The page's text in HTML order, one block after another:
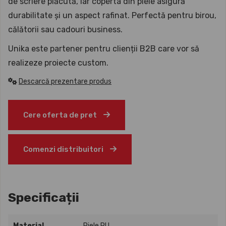
durabilitate și un aspect rafinat. Perfectă pentru birou,
călătorii sau cadouri business.
Unika este partener pentru clienții B2B care vor să
realizeze proiecte custom.
Descarcă prezentare produs
Cere oferta de pret
Comenzi distribuitori
Specificații